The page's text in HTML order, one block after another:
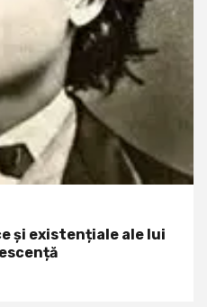
și existențiale ale lui